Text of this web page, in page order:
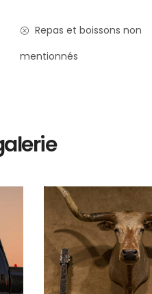
Repas et boissons non
mentionnés